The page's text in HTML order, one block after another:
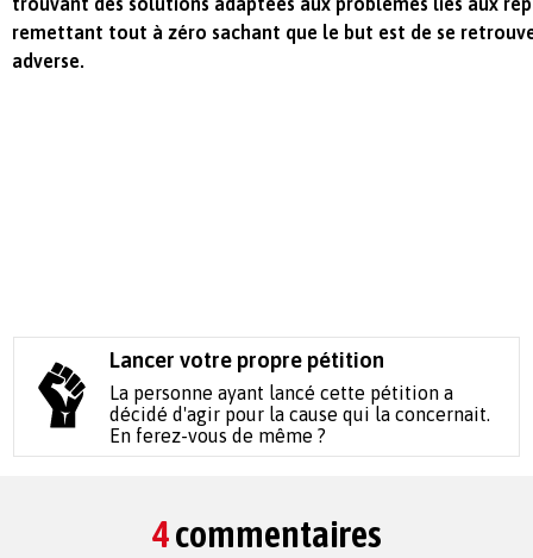
remettant tout à zéro sachant que le but est de se
adverse.
Lancer votre propre pétition
La personne ayant lancé cette pétition a
décidé d'agir pour la cause qui la concernait.
En ferez-vous de même ?
4commentaires